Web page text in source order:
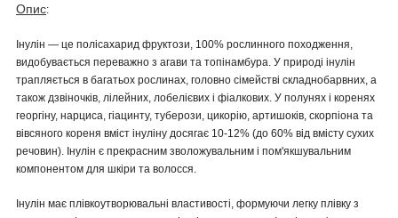
Опис:
Інулін — це полісахарид фруктози, 100% рослинного походження,
видобувається переважно з агави та топінамбура. У природі інулін
трапляється в багатьох рослинах, головно сімействі складнобарвних, а
також дзвіночків, лілейних, лобелієвих і фіалкових. У полунях і коренях
георгіну, нарциса, гіацинту, туберози, цикорію, артишоків, скорпіона та
вівсяного кореня вміст інуліну досягає 10-12% (до 60% від вмісту сухих
речовин). Інулін є прекрасним зволожувальним і пом'якшувальним
компонентом для шкіри та волосся.
Інулін має плівкоутворювальні властивості, формуючи легку плівку з